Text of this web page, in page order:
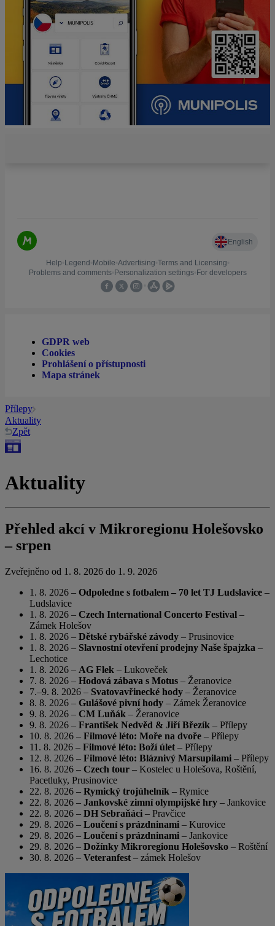
GDPR web
Cookies
Prohlášení o přístupnosti
Mapa stránek
Přílepy
Aktuality
Zpět
Aktuality
Přehled akcí v Mikroregionu Holešovsko
– srpen
Zveřejněno od 1. 8. 2026 do 1. 9. 2026
1. 8. 2026 – Odpoledne s fotbalem – 70 let TJ Ludslavice –
Ludslavice
1. 8. 2026 – Czech International Concerto Festival –
Zámek Holešov
1. 8. 2026 – Dětské rybářské závody – Prusinovice
1. 8. 2026 – Slavnostní otevření prodejny Naše špajzka –
Lechotice
1. 8. 2026 – AG Flek – Lukoveček
7. 8. 2026 – Hodová zábava s Motus – Žeranovice
7.–9. 8. 2026 – Svatovavřinecké hody – Žeranovice
8. 8. 2026 – Gulášové pivní hody – Zámek Žeranovice
9. 8. 2026 – CM Luňák – Žeranovice
9. 8. 2026 – František Nedvěd & Jiří Březík – Přílepy
10. 8. 2026 – Filmové léto: Moře na dvoře – Přílepy
11. 8. 2026 – Filmové léto: Boží úlet – Přílepy
12. 8. 2026 – Filmové léto: Bláznivý Marsupilami – Přílepy
16. 8. 2026 – Czech tour – Kostelec u Holešova, Roštění,
Pacetluky, Prusinovice
22. 8. 2026 – Rymický trojúhelník – Rymice
22. 8. 2026 – Jankovské zimní olympijské hry – Jankovice
22. 8. 2026 – DH Sebraňáci – Pravčice
29. 8. 2026 – Loučení s prázdninami – Kurovice
29. 8. 2026 – Loučení s prázdninami – Jankovice
29. 8. 2026 – Dožínky Mikroregionu Holešovsko – Roštění
30. 8. 2026 – Veteranfest – zámek Holešov